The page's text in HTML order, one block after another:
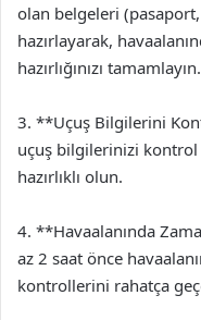
olan belgeleri
hazırlayarak,
hazırlığınızı tamamlayın.
3. **Uçuş Bilgilerini
uçuş bilgilerinizi kontrol
hazırlıklı olun.
4. **Havaalanında
az 2 saat önce
kontrollerini rahatça